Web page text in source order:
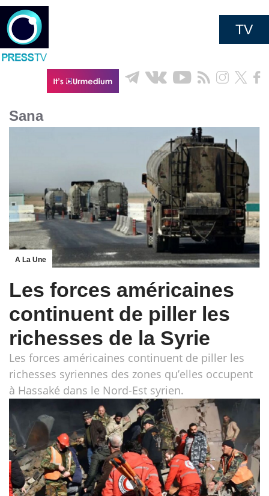
TV
Sana
A La Une
Les forces américaines
continuent de piller les
richesses de la Syrie
Les forces américaines continuent de piller les
richesses syriennes des zones qu’elles occupent
à Hassaké dans le Nord-Est syrien.